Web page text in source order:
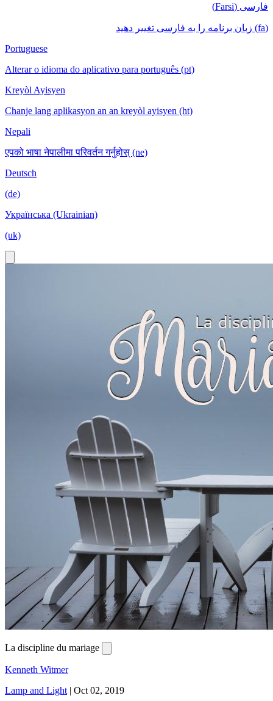
فارسی (Farsi)
(fa) زبان برنامه را به فارسی تغییر دهید
Portuguese
Alterar o idioma do aplicativo para português (pt)
Kreyòl Ayisyen
Chanje lang aplikasyon an an kreyòl ayisyen (ht)
Nepali
एपको भाषा नेपालीमा परिवर्तन गर्नुहोस् (ne)
Deutsch
(de)
Українська (Ukrainian)
(uk)
La discipline du mariage
Kenneth Witmer
Lamp and Light | Oct 02, 2019